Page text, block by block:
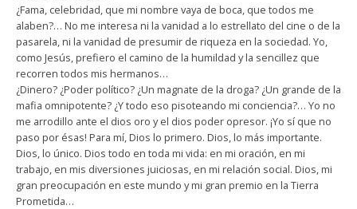
¿Fama, celebridad, que mi nombre vaya de boca, que todos me
alaben?… No me interesa ni la vanidad a lo estrellato del cine o de la
pasarela, ni la vanidad de presumir de riqueza en la sociedad. Yo,
como Jesús, prefiero el camino de la humildad y la sencillez que
recorren todos mis hermanos…
¿Dinero? ¿Poder político? ¿Un magnate de la droga? ¿Un grande de la
mafia omnipotente? ¿Y todo eso pisoteando mi conciencia?… Yo no
me arrodillo ante el dios oro y el dios poder opresor. ¡Yo sí que no
paso por ésas! Para mí, Dios lo primero. Dios, lo más importante.
Dios, lo único. Dios todo en toda mi vida: en mi oración, en mi
trabajo, en mis diversiones juiciosas, en mi relación social. Dios, mi
gran preocupación en este mundo y mi gran premio en la Tierra
Prometida…